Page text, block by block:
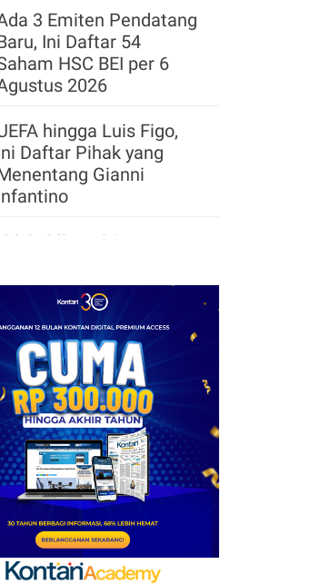
Ganti
di Tengah Lonjakan
Laba Terbesar Sejak
Kuartal II OCBC
22%, Bank
Kredit
3 Emiten Pendatang
Ini Daftar 54
HSC BEI per 6
2026
hingga Luis Figo,
Daftar Pihak yang
Gianni
Migrasi Ancam
Rumah Piala Dunia
Tema dan Logo Hari
Pramuka Ke-65 Tahun
Aktif Dukung
Pangan
Saja Syarat
Pencairan JHT 10%? Cek
Dokumen dan Panduan
untuk Peserta BPJSTK